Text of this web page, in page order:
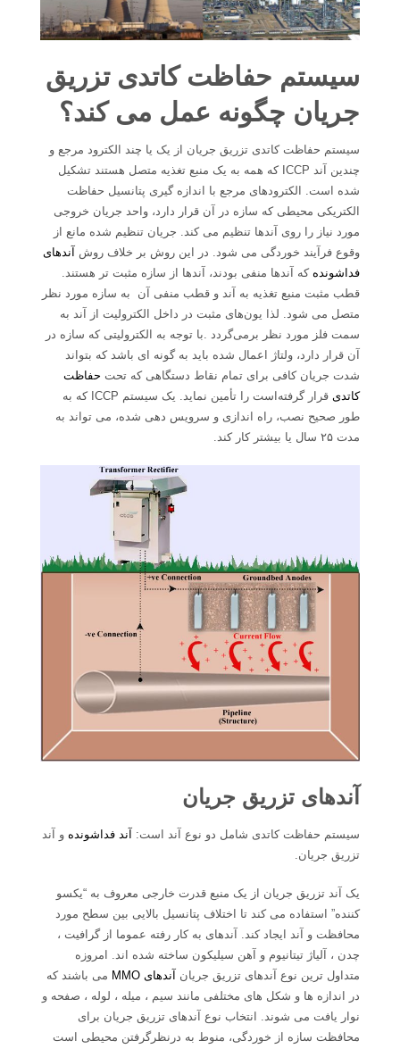
سیستم حفاظت کاتدی تزریق
جریان چگونه عمل می کند؟
سیستم حفاظت کاتدی تزریق جریان از یک یا چند الکترود مرجع و
چندین آند ICCP که همه به یک منبع تغذیه متصل هستند تشکیل
شده است. الکترودهای مرجع با اندازه گیری پتانسیل حفاظت
الکتریکی محیطی که سازه در آن قرار دارد، واحد جریان خروجی
مورد نیاز را روی آندها تنظیم می کند. جریان تنظیم شده مانع از
وقوع فرآیند خوردگی می شود. در این روش بر خلاف روش آندهای
فداشونده که آندها منفی بودند، آندها از سازه مثبت تر هستند.
قطب مثبت منبع تغذیه به آند و قطب منفی آن به سازه مورد نظر
متصل می شود. لذا یون‌های مثبت در داخل الکترولیت از آند به
سمت فلز مورد نظر برمی‌گردد .با توجه به الکترولیتی که سازه در
آن قرار دارد، ولتاژ اعمال شده باید به گونه ای باشد که بتواند
شدت جریان کافی برای تمام نقاط دستگاهی که تحت حفاظت
کاتدی
قرار گرفته‌است را تأمین نماید. یک سیستم ICCP که به
طور صحیح نصب، راه اندازی و سرویس دهی شده، می تواند به
مدت ۲۵ سال یا بیشتر کار کند.
آندهای تزریق جریان
سیستم حفاظت کاتدی شامل دو نوع آند است: آند فداشونده و آند
تزریق جریان.
یک آند تزریق جریان از یک منبع قدرت خارجی معروف به “یکسو
کننده” استفاده می کند تا اختلاف پتانسیل بالایی بین سطح مورد
محافظت و آند ایجاد کند. آندهای به کار رفته عموما از گرافیت ،
چدن ، آلیاژ تیتانیوم و آهن سیلیکون ساخته شده اند. امروزه
متداول ترین نوع آندهای تزریق جریان آندهای MMO
می باشند که
در اندازه ها و شکل های مختلفی مانند سیم ، میله ، لوله ، صفحه و
نوار یافت می شوند. انتخاب نوع آندهای تزریق جریان برای
محافظت سازه از خوردگی، منوط به درنظرگرفتن محیطی است